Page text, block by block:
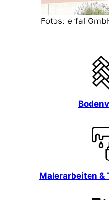
Fotos: erfal
Malerarbeiten &